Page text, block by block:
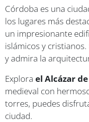
Córdoba es una
los lugares más
un impresionante
islámicos y
y admira la
Explora el Alcázar
medieval con
torres, puedes
ciudad.